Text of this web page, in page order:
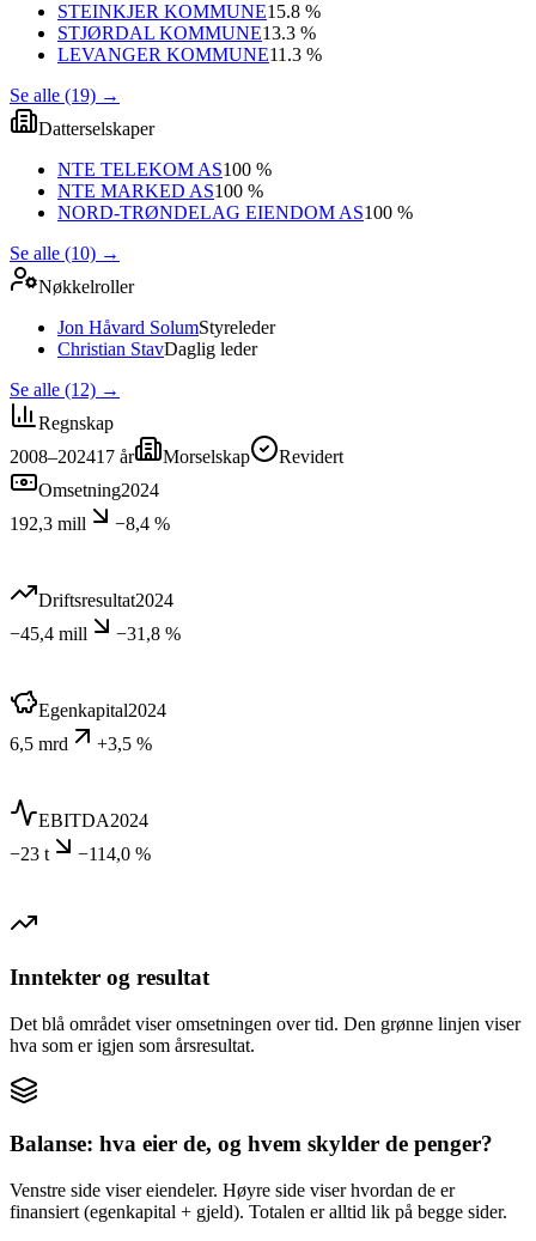
STEINKJER KOMMUNE15.8 %
STJØRDAL KOMMUNE13.3 %
LEVANGER KOMMUNE11.3 %
Se alle (19) →
Datterselskaper
NTE TELEKOM AS100 %
NTE MARKED AS100 %
NORD-TRØNDELAG EIENDOM AS100 %
Se alle (10) →
Nøkkelroller
Jon Håvard SolumStyreleder
Christian StavDaglig leder
Se alle (12) →
Regnskap
2008–202417 år Morselskap
Revidert
Omsetning2024
192,3 mill
−8,4 %
Driftsresultat2024
−45,4 mill
−31,8 %
Egenkapital2024
6,5 mrd
+3,5 %
EBITDA2024
−23 t
−114,0 %
Inntekter og resultat
Det blå området viser omsetningen over tid. Den grønne linjen viser
hva som er igjen som årsresultat.
Balanse: hva eier de, og hvem skylder de penger?
Venstre side viser eiendeler. Høyre side viser hvordan de er
finansiert (egenkapital + gjeld). Totalen er alltid lik på begge sider.